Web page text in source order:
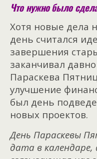
Что нужно было
Хотя новые дела
день считался
завершения
заканчивал
Параскева
улучшение
был день
новых проектов.
День Параскевы
дата в